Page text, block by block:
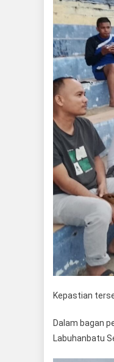
Kepastian
Dalam bagan
Labuhanbatu